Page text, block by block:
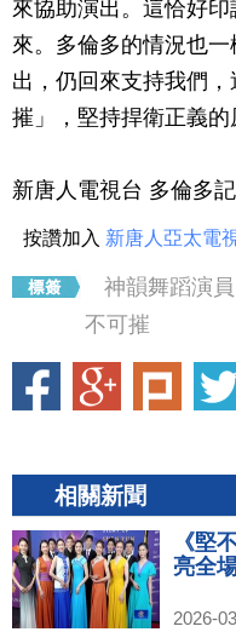
來協助演出。這恰好
來。多倫多的情況也
出，仍回來支持我們
摧」，堅持捍衛正義的
新唐人電視台 多倫多
按讚加入 新唐人亞太電
神韻舞蹈演員
不可摧
相關新聞
《堅
亮全
2026-